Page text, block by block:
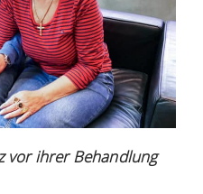
vor ihrer Behandlung